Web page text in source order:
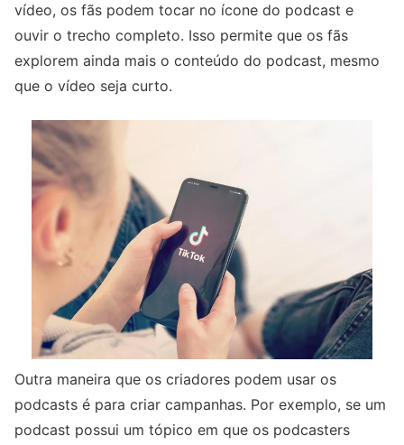
vídeo, os fãs podem tocar no ícone do podcast e
ouvir o trecho completo. Isso permite que os fãs
explorem ainda mais o conteúdo do podcast, mesmo
que o vídeo seja curto.
Outra maneira que os criadores podem usar os
podcasts é para criar campanhas. Por exemplo, se um
podcast possui um tópico em que os podcasters